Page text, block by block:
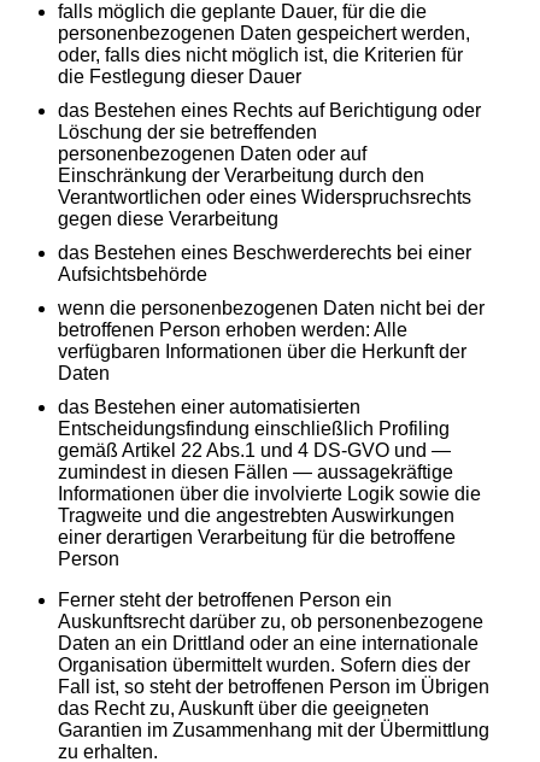
falls möglich die geplante Dauer, für die die
personenbezogenen Daten gespeichert werden,
oder, falls dies nicht möglich ist, die Kriterien für
die Festlegung dieser Dauer
das Bestehen eines Rechts auf Berichtigung oder
Löschung der sie betreffenden
personenbezogenen Daten oder auf
Einschränkung der Verarbeitung durch den
Verantwortlichen oder eines Widerspruchsrechts
gegen diese Verarbeitung
das Bestehen eines Beschwerderechts bei einer
Aufsichtsbehörde
wenn die personenbezogenen Daten nicht bei der
betroffenen Person erhoben werden: Alle
verfügbaren Informationen über die Herkunft der
Daten
das Bestehen einer automatisierten
Entscheidungsfindung einschließlich Profiling
gemäß Artikel 22 Abs.1 und 4 DS-GVO und —
zumindest in diesen Fällen — aussagekräftige
Informationen über die involvierte Logik sowie die
Tragweite und die angestrebten Auswirkungen
einer derartigen Verarbeitung für die betroffene
Person
Ferner steht der betroffenen Person ein
Auskunftsrecht darüber zu, ob personenbezogene
Daten an ein Drittland oder an eine internationale
Organisation übermittelt wurden. Sofern dies der
Fall ist, so steht der betroffenen Person im Übrigen
das Recht zu, Auskunft über die geeigneten
Garantien im Zusammenhang mit der Übermittlung
zu erhalten.